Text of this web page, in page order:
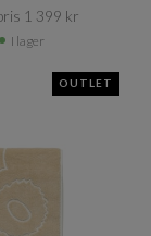
1 399 kr​​
I lager
OUTLET